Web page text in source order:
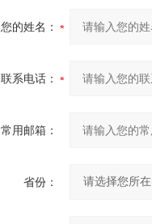
您的姓名：
联系电话：
常用邮箱：
省份：